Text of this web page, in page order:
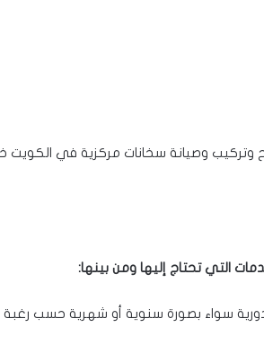
التي تحتاج إليها ومن بينها:
سواء بصورة سنوية أو شهرية حسب رغبة